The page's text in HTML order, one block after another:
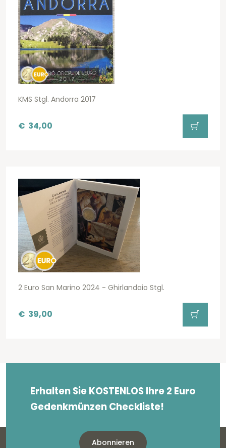
KMS Stgl. Andorra 2017
€ 34,00
2 Euro San Marino 2024 - Ghirlandaio Stgl.
€ 39,00
Erhalten Sie KOSTENLOS Ihre 2 Euro
Gedenkmünzen Checkliste!
Abonnieren